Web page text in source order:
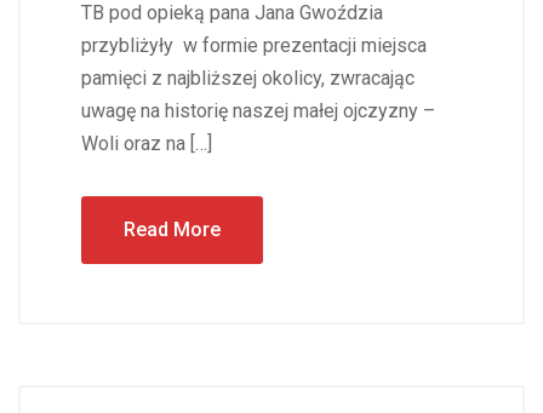
TB pod opieką pana Jana Gwoździa
przybliżyły w formie prezentacji miejsca
pamięci z najbliższej okolicy, zwracając
uwagę na historię naszej małej ojczyzny –
Woli oraz na […]
Read More